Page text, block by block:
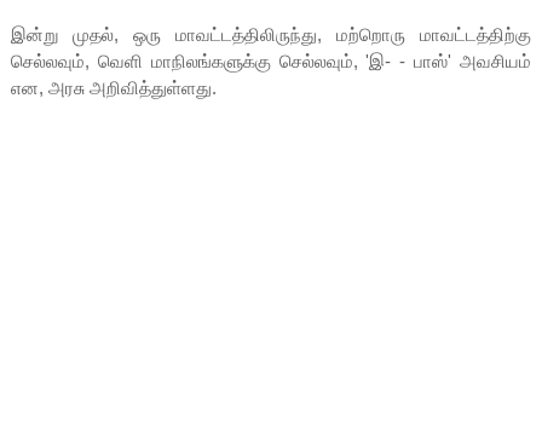
இன்று முதல், ஒரு மாவட்டத்திலிருந்து, மற்றொரு மாவட்டத்திற்கு
செல்லவும், வெளி மாநிலங்களுக்கு செல்லவும், 'இ- - பாஸ்' அவசியம்
என, அரசு அறிவித்துள்ளது.